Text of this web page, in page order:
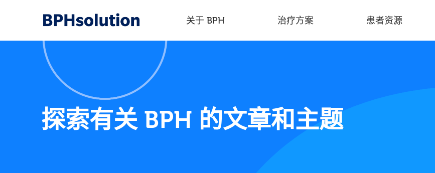
关于 BPH 治疗方案 患者资源
探索有关 BPH 的文章和主题